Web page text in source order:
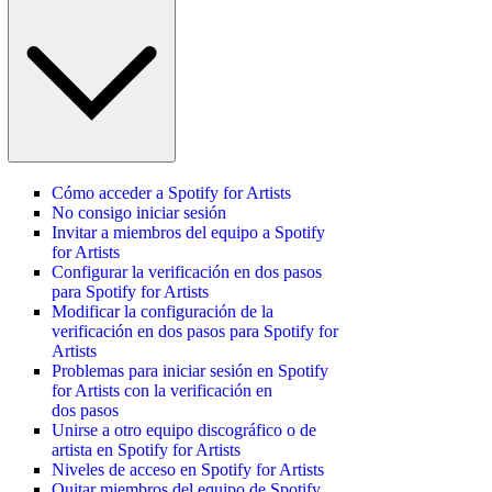
Cómo acceder a Spotify for Artists
No consigo iniciar sesión
Invitar a miembros del equipo a Spotify
for Artists
Configurar la verificación en dos pasos
para Spotify for Artists
Modificar la configuración de la
verificación en dos pasos para Spotify for
Artists
Problemas para iniciar sesión en Spotify
for Artists con la verificación en
dos pasos
Unirse a otro equipo discográfico o de
artista en Spotify for Artists
Niveles de acceso en Spotify for Artists